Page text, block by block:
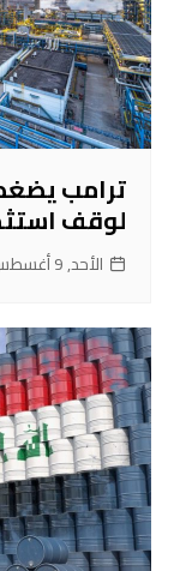
ترامب
لوقف
الأحد, 9 أغسطس 2026, 4:54